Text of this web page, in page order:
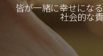
皆が一緒に幸せにな
社会的な